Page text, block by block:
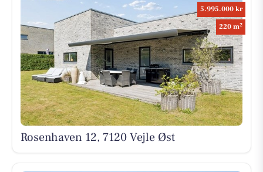
5.995.000 kr
220 m2
Rosenhaven 12, 7120 Vejle Øst